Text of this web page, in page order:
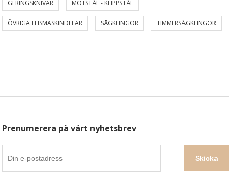
GERINGSKNIVAR MOTSTÅL - KLIPPSTÅL
ÖVRIGA FLISMASKINDELAR SÅGKLINGOR TIMMERSÅGKLINGOR
Prenumerera på vårt nyhetsbrev